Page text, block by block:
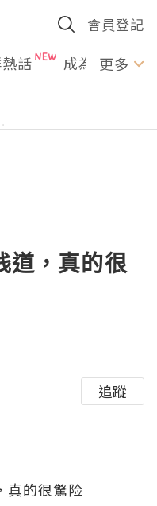
會員登記
話 成為U更多
道，真的很
追蹤